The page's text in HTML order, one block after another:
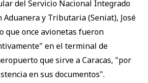
del Servicio Nacional Integrado
y Tributaria (Seniat), José
que once avionetas fueron
en el terminal de
que sirve a Caracas, "por
en sus documentos".